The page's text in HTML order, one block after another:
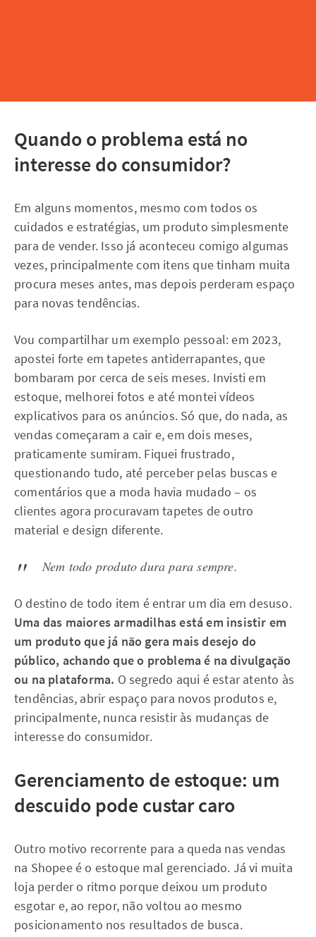
Quando o problema está no
interesse do consumidor?
Em alguns momentos, mesmo com todos os
cuidados e estratégias, um produto simplesmente
para de vender. Isso já aconteceu comigo algumas
vezes, principalmente com itens que tinham muita
procura meses antes, mas depois perderam espaço
para novas tendências.
Vou compartilhar um exemplo pessoal: em 2023,
apostei forte em tapetes antiderrapantes, que
bombaram por cerca de seis meses. Invisti em
estoque, melhorei fotos e até montei vídeos
explicativos para os anúncios. Só que, do nada, as
vendas começaram a cair e, em dois meses,
praticamente sumiram. Fiquei frustrado,
questionando tudo, até perceber pelas buscas e
comentários que a moda havia mudado – os
clientes agora procuravam tapetes de outro
material e design diferente.
Nem todo produto dura para sempre.
O destino de todo item é entrar um dia em desuso.
Uma das maiores armadilhas está em insistir em
um produto que já não gera mais desejo do
público, achando que o problema é na divulgação
ou na plataforma. O segredo aqui é estar atento às
tendências, abrir espaço para novos produtos e,
principalmente, nunca resistir às mudanças de
interesse do consumidor.
Gerenciamento de estoque: um
descuido pode custar caro
Outro motivo recorrente para a queda nas vendas
na Shopee é o estoque mal gerenciado. Já vi muita
loja perder o ritmo porque deixou um produto
esgotar e, ao repor, não voltou ao mesmo
posicionamento nos resultados de busca.